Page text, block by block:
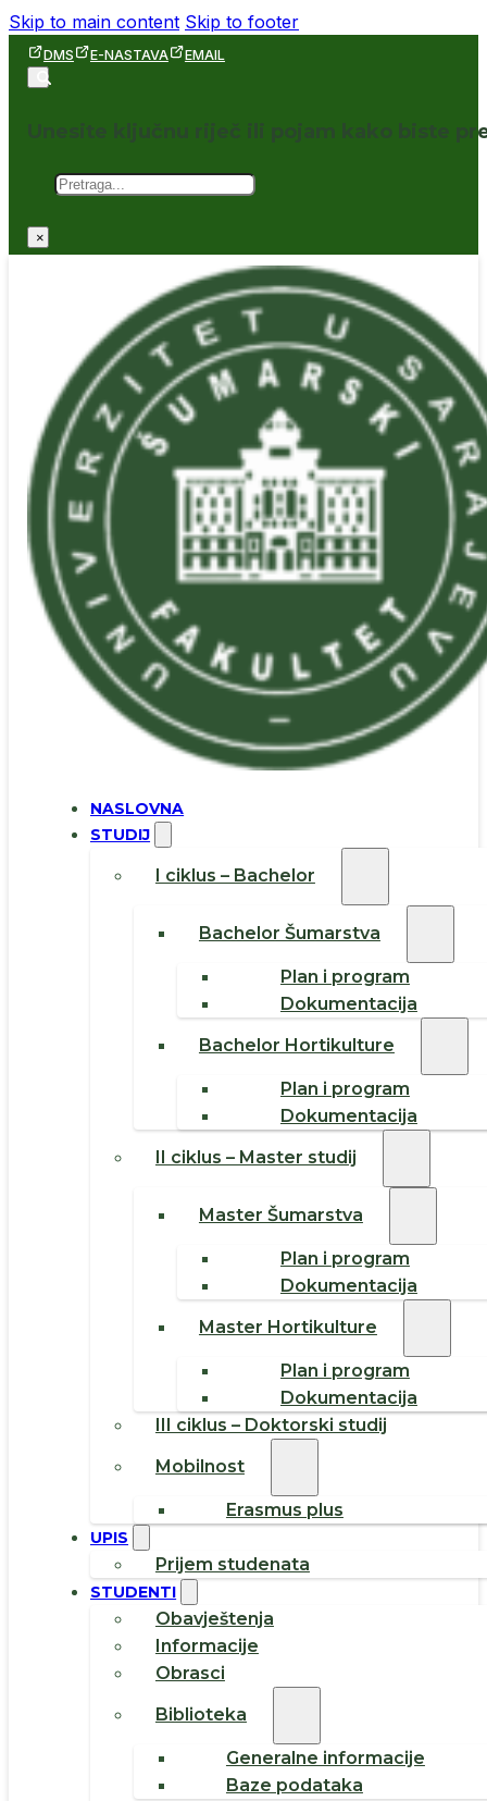
Skip to main content Skip to footer
DMS E-NASTAVA EMAIL
Unesite ključnu riječ ili pojam kako biste
Pretraga
×
NASLOVNA
STUDIJ
I ciklus – Bachelor
Bachelor Šumarstva
Plan i program
Dokumentacija
Bachelor Hortikulture
Plan i program
Dokumentacija
II ciklus – Master studij
Master Šumarstva
Plan i program
Dokumentacija
Master Hortikulture
Plan i program
Dokumentacija
III ciklus – Doktorski studij
Mobilnost
Erasmus plus
UPIS
Prijem studenata
STUDENTI
Obavještenja
Informacije
Obrasci
Biblioteka
Generalne informacije
Baze podataka